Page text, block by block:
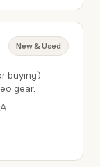
New & Used
buying)
gear.